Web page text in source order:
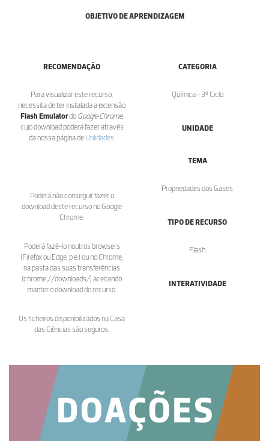
OBJETIVO DE APRENDIZAGEM
RECOMENDAÇÃO
Para visualizar este recurso,
necessita de ter instalada a extensão
Flash Emulatordo Google Chrome,
cujo download poderá fazer através
da nossa página de Utilidades
Poderá não conseguir fazer o
download deste recurso no Google
Chrome.
Poderá fazê-lo noutros browsers
(Firefox ou Edge, p.e.) ou no Chrome,
na pasta das suas transferências
(chrome://downloads/) aceitando
manter o download do recurso.
Os ficheiros disponibilizados na Casa
das Ciências são seguros.
CATEGORIA
Química - 3º Ciclo
UNIDADE
TEMA
Propriedades dos Gases
TIPO DE RECURSO
Flash
INTERATIVIDADE